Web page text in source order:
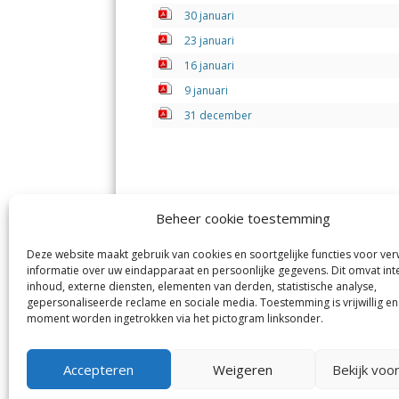
Beheer cookie toestemming
Deze website maakt gebruik van cookies en soortgelijke functies voor
informatie over uw eindapparaat en persoonlijke gegevens. Dit omvat
inhoud, externe diensten, elementen van derden, statistische analyse,
gepersonaliseerde reclame en sociale media. Toestemming is vrijwillig
moment worden ingetrokken via het pictogram linksonder.
Accepteren Weigeren Bekijk
30 januari
23 januari
16 januari
9 januari
31 december
De Nieuwe Meerbode
Visserstraat 10
1431 GJ Aalsmeer
0297-341900
info@meerbode.nl
en
De